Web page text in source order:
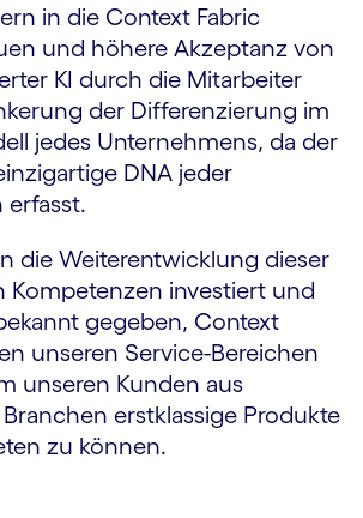
in die Context Fabric
und höhere Akzeptanz von
KI durch die Mitarbeiter
der Differenzierung im
jedes Unternehmens, da der
DNA jeder
erfasst.
die Weiterentwicklung dieser
Kompetenzen investiert und
gegeben, Context
unseren Service-Bereichen
unseren Kunden aus
erstklassige Produkte
zu können.